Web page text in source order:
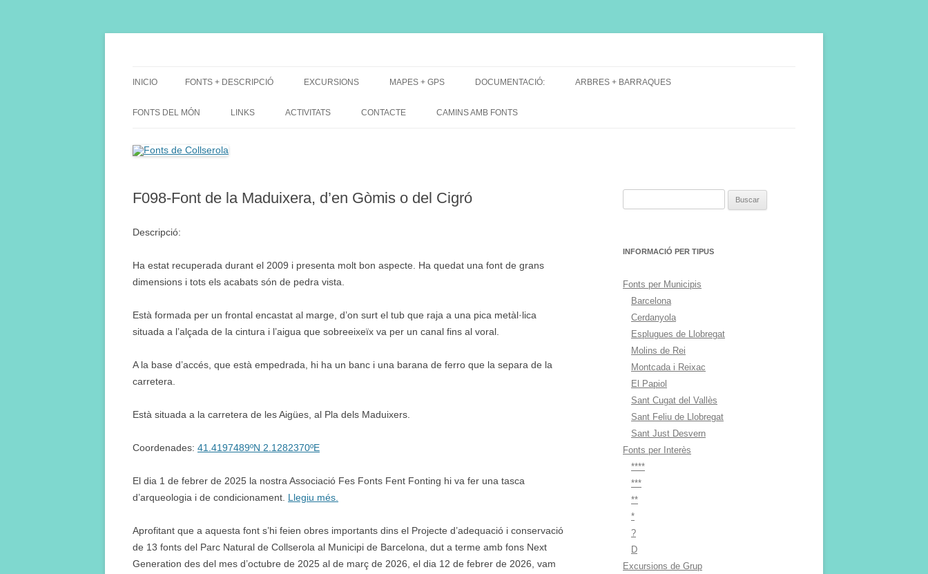
INICIO FONTS + DESCRIPCIÓ EXCURSIONS
DE GRUP
MAPES + GPS
MAPES EXCURSIONS
DOCUMENTACIÓ: ARBRES + BARRAQUES
FONTS DEL MÓN LINKS ACTIVITATS CONTACTE CAMINS AMB FONTS
F098-Font de la Maduixera, d’en Gòmis o del Cigró
Descripció:
Ha estat recuperada durant el 2009 i presenta molt bon aspecte. Ha quedat una font de grans
dimensions i tots els acabats són de pedra vista.
Està formada per un frontal encastat al marge, d’on surt el tub que raja a una pica metàl·lica
situada a l’alçada de la cintura i l’aigua que sobreeixeïx va per un canal fins al voral.
A la base d’accés, que està empedrada, hi ha un banc i una barana de ferro que la separa de la
carretera.
Està situada a la carretera de les Aigües, al Pla dels Maduixers.
Coordenades: 41.4197489ºN 2.1282370ºE
El dia 1 de febrer de 2025 la nostra Associació Fes Fonts Fent Fonting hi va fer una tasca
d’arqueologia i de condicionament. Llegiu més.
Aprofitant que a aquesta font s’hi feien obres importants dins el Projecte d’adequació i conservació
de 13 fonts del Parc Natural de Collserola al Municipi de Barcelona, dut a terme amb fons Next
Generation des del mes d’octubre de 2025 al de març de 2026, el dia 12 de febrer de 2026, vam
INFORMACIÓ PER TIPUS
Fonts per Municipis
Barcelona
Cerdanyola
Esplugues de Llobregat
Molins de Rei
Montcada i Reixac
El Papiol
Sant Cugat del Vallès
Sant Feliu de Llobregat
Sant Just Desvern
Fonts per Interès
****
***
**
*
?
D
Excursions de Grup